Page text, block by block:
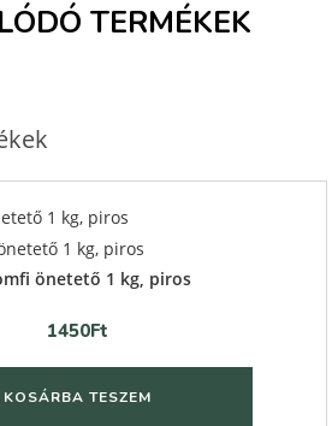
TERMÉKEK
önetető 1 kg, piros
1450Ft
KOSÁRBA TESZEM